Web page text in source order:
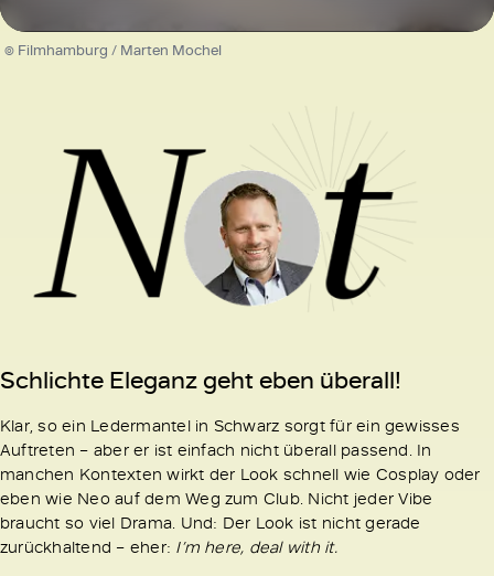
© Filmhamburg / Marten Mochel
Schlichte Eleganz geht eben überall!
Klar, so ein Ledermantel in Schwarz sorgt für ein gewisses
Auftreten – aber er ist einfach nicht überall passend. In
manchen Kontexten wirkt der Look schnell wie Cosplay oder
eben wie Neo auf dem Weg zum Club. Nicht jeder Vibe
braucht so viel Drama. Und: Der Look ist nicht gerade
zurückhaltend – eher: I’m here, deal with it.